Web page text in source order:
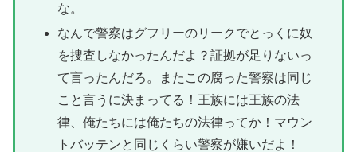
な。
なんで警察はグフリーのリークでとっくに奴
を捜査しなかったんだよ？証拠が足りないっ
て言ったんだろ。またこの腐った警察は同じ
こと言うに決まってる！王族には王族の法
律、俺たちには俺たちの法律ってか！マウン
トバッテンと同じくらい警察が嫌いだよ！